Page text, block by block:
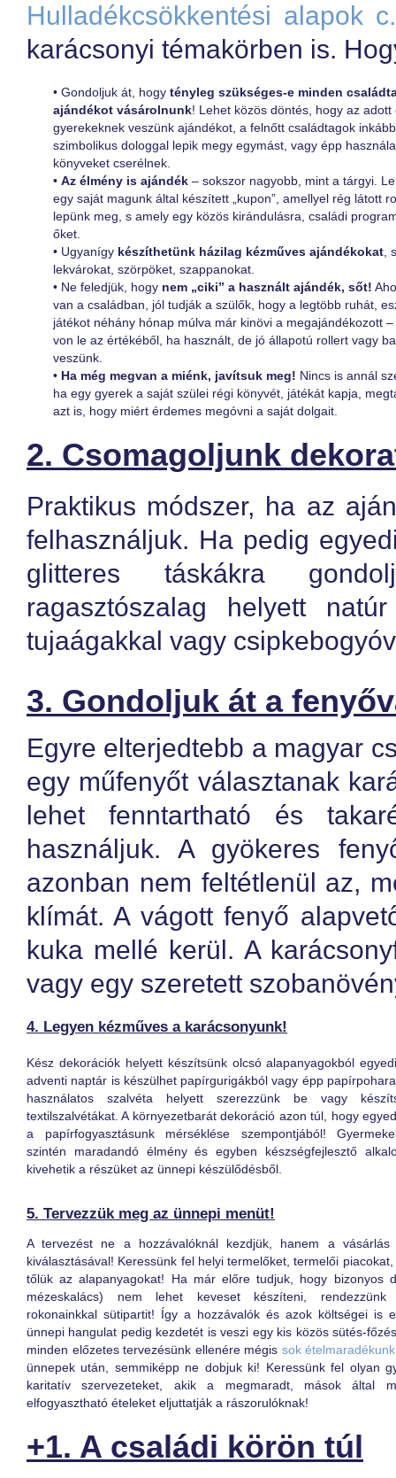
Hulladékcsökkentési alapok
karácsonyi témakörben is.
• Gondoljuk át, hogy tényleg szükséges-e minden
ajándékot vásárolnunk! Lehet közös döntés, hogy az adott
gyerekeknek veszünk ajándékot, a felnőtt családtagok
szimbolikus dologgal lepik megy egymást, vagy épp
könyveket cserélnek.
• Az élmény is ajándék – sokszor nagyobb, mint a tárgyi.
egy saját magunk által készített „kupon”, amellyel rég látott
lepünk meg, s amely egy közös kirándulásra, családi
őket.
• Ugyanígy készíthetünk házilag kézműves ajándékokat,
lekvárokat, szörpöket, szappanokat.
• Ne feledjük, hogy nem „ciki” a használt ajándék, sőt!
van a családban, jól tudják a szülők, hogy a legtöbb ruhát,
játékot néhány hónap múlva már kinövi a megajándékozott
von le az értékéből, ha használt, de jó állapotú rollert vagy
veszünk.
• Ha még megvan a miénk, javítsuk meg! Nincs is annál
ha egy gyerek a saját szülei régi könyvét, játékát kapja,
azt is, hogy miért érdemes megóvni a saját dolgait.
2. Csomagoljunk
Praktikus módszer, ha az
felhasználjuk. Ha pedig
glitteres táskákra
ragasztószalag helyett
tujaágakkal vagy
3. Gondoljuk át a
Egyre elterjedtebb a magyar
egy műfenyőt választanak
lehet fenntartható és
használjuk. A gyökeres
azonban nem feltétlenül az,
klímát. A vágott fenyő
kuka mellé kerül. A
vagy egy szeretett
4. Legyen kézműves a karácsonyunk!
Kész dekorációk helyett készítsünk olcsó alapanyagokból
adventi naptár is készülhet papírgurigákból vagy épp
használatos szalvéta helyett szerezzünk be vagy
textilszalvétákat. A környezetbarát dekoráció azon túl, hogy
a papírfogyasztásunk mérséklése szempontjából!
szintén maradandó élmény és egyben készségfejlesztő
kivehetik a részüket az ünnepi készülődésből.
5. Tervezzük meg az ünnepi menüt!
A tervezést ne a hozzávalóknál kezdjük, hanem a vásárlás
kiválasztásával! Keressünk fel helyi termelőket, termelői
tőlük az alapanyagokat! Ha már előre tudjuk, hogy bizonyos
mézeskalács) nem lehet keveset készíteni, rendezzünk
rokonainkkal sütipartit! Így a hozzávalók és azok költségei is
ünnepi hangulat pedig kezdetét is veszi egy kis közös sütés-
minden előzetes tervezésünk ellenére mégis sok
ünnepek után, semmiképp ne dobjuk ki! Keressünk fel olyan
karitatív szervezeteket, akik a megmaradt, mások által
elfogyasztható ételeket eljuttatják a rászorulóknak!
+1. A családi körön túl